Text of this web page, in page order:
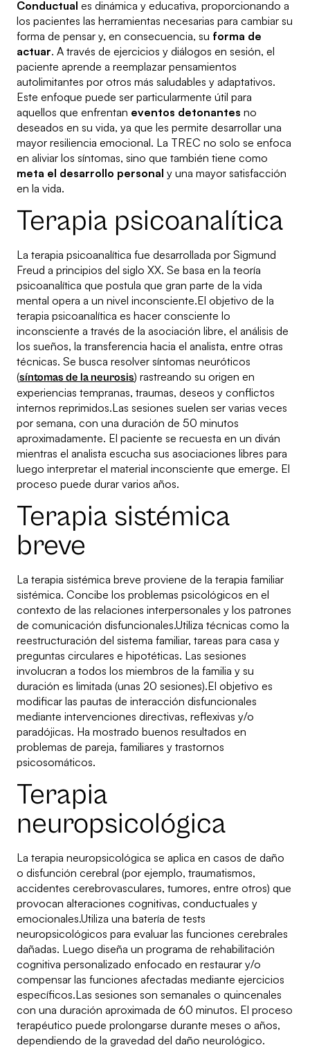
Conductual es dinámica y educativa, proporcionando a
los pacientes las herramientas necesarias para cambiar su
forma de pensar y, en consecuencia, su forma de
actuar. A través de ejercicios y diálogos en sesión, el
paciente aprende a reemplazar pensamientos
autolimitantes por otros más saludables y adaptativos.
Este enfoque puede ser particularmente útil para
aquellos que enfrentan eventos detonantes no
deseados en su vida, ya que les permite desarrollar una
mayor resiliencia emocional. La TREC no solo se enfoca
en aliviar los síntomas, sino que también tiene como
meta el desarrollo personal y una mayor satisfacción
en la vida.
Terapia psicoanalítica
La terapia psicoanalítica fue desarrollada por Sigmund
Freud a principios del siglo XX. Se basa en la teoría
psicoanalítica que postula que gran parte de la vida
mental opera a un nivel inconsciente.El objetivo de la
terapia psicoanalítica es hacer consciente lo
inconsciente a través de la asociación libre, el análisis de
los sueños, la transferencia hacia el analista, entre otras
técnicas. Se busca resolver síntomas neuróticos
(síntomas de la neurosis) rastreando su origen en
experiencias tempranas, traumas, deseos y conflictos
internos reprimidos.Las sesiones suelen ser varias veces
por semana, con una duración de 50 minutos
aproximadamente. El paciente se recuesta en un diván
mientras el analista escucha sus asociaciones libres para
luego interpretar el material inconsciente que emerge. El
proceso puede durar varios años.
Terapia sistémica
breve
La terapia sistémica breve proviene de la terapia familiar
sistémica. Concibe los problemas psicológicos en el
contexto de las relaciones interpersonales y los patrones
de comunicación disfuncionales.Utiliza técnicas como la
reestructuración del sistema familiar, tareas para casa y
preguntas circulares e hipotéticas. Las sesiones
involucran a todos los miembros de la familia y su
duración es limitada (unas 20 sesiones).El objetivo es
modificar las pautas de interacción disfuncionales
mediante intervenciones directivas, reflexivas y/o
paradójicas. Ha mostrado buenos resultados en
problemas de pareja, familiares y trastornos
psicosomáticos.
Terapia
neuropsicológica
La terapia neuropsicológica se aplica en casos de daño
o disfunción cerebral (por ejemplo, traumatismos,
accidentes cerebrovasculares, tumores, entre otros) que
provocan alteraciones cognitivas, conductuales y
emocionales.Utiliza una batería de tests
neuropsicológicos para evaluar las funciones cerebrales
dañadas. Luego diseña un programa de rehabilitación
cognitiva personalizado enfocado en restaurar y/o
compensar las funciones afectadas mediante ejercicios
específicos.Las sesiones son semanales o quincenales
con una duración aproximada de 60 minutos. El proceso
terapéutico puede prolongarse durante meses o años,
dependiendo de la gravedad del daño neurológico.